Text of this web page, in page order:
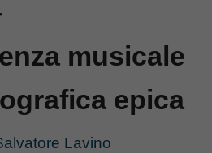
musicale
epica
Lavino